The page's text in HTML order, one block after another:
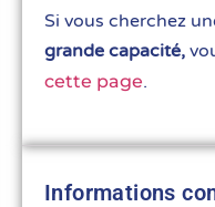
Si vous cherchez
grande capacité,
cette page.
Informations